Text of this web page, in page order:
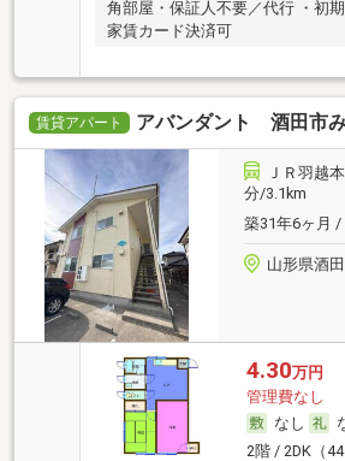
角部屋・保証人不要／代行 ・初
家賃カード決済可
賃貸アパート アバンダント 酒田市
ＪＲ羽
分/3.1km
築31年6ヶ月 /
山形県酒
4.30万円
管理費なし
なし
2階 / 2DK（